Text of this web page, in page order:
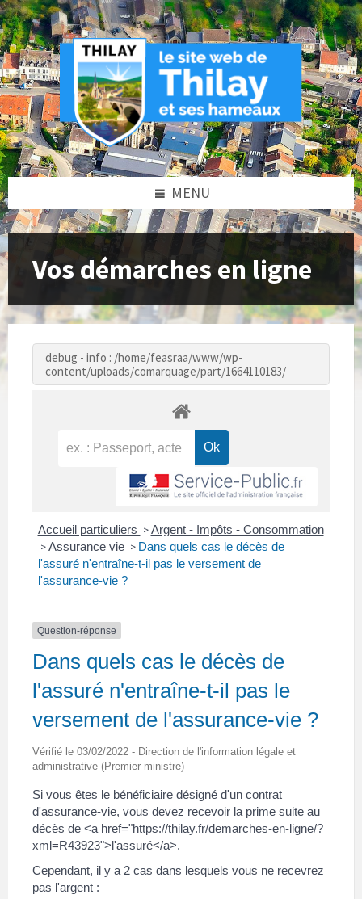
Skip
to
content
Skip
to
left
sidebar
Skip
to
footer
MENU
Vos démarches en ligne
debug - info : /home/feasraa/www/wp-
content/uploads/comarquage/part/1664110183/
Accueil particuliers > Argent - Impôts - Consommation
> Assurance vie > Dans quels cas le décès de
l'assuré n'entraîne-t-il pas le versement de
l'assurance-vie ?
Question-réponse
Dans quels cas le décès de
l'assuré n'entraîne-t-il pas le
versement de l'assurance-vie ?
Vérifié le 03/02/2022 - Direction de l'information légale et
administrative (Premier ministre)
Si vous êtes le bénéficiaire désigné d'un contrat
d'assurance-vie, vous devez recevoir la prime suite au
décès de <a href="https://thilay.fr/demarches-en-ligne/?
xml=R43923">l'assuré</a>.
Cependant, il y a 2 cas dans lesquels vous ne recevrez
pas l'argent :